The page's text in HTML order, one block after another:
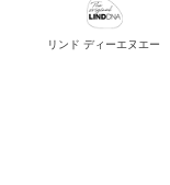
リンド ディーエヌエー